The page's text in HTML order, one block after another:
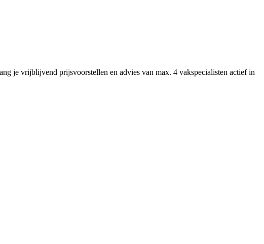
je vrijblijvend prijsvoorstellen en advies van max. 4 vakspecialisten actief in